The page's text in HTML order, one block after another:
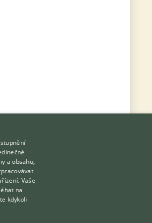
a obsahu,
Vaše
na
kdykoli